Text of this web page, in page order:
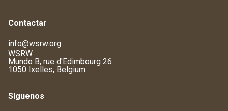
Contactar
info@wsrw.org
WSRW
Mundo B, rue d'Edimbourg 26
1050 Ixelles, Belgium
Síguenos